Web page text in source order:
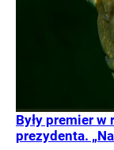
Były premier
prezydenta.